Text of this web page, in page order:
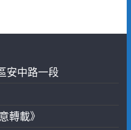
安中路一段
轉載》